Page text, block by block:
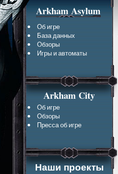
Arkham Asylum
Об игре
База данных
Обзоры
Игры и автоматы
Arkham City
Об игре
Обзоры
Пресса об игре
Наши проекты